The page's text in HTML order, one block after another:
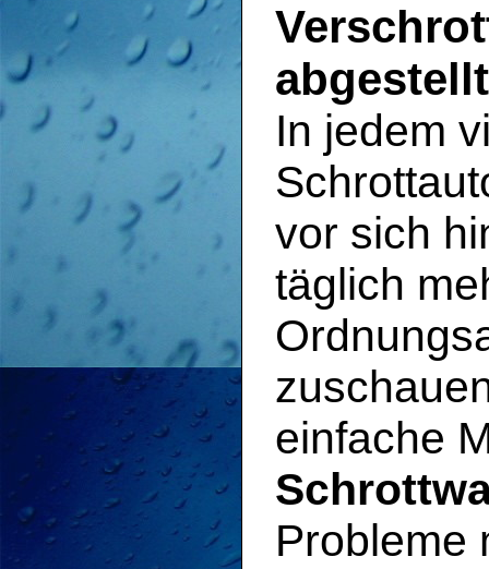
In jedem
vor sich
täglich
einfache
Probleme